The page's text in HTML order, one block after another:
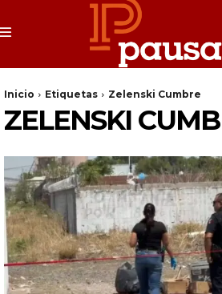
Inicio Etiquetas Zelenski Cumbre
ZELENSKI